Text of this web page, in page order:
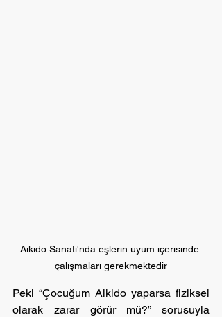
Aikido Sanatı'nda eşlerin uyum içerisinde
çalışmaları gerekmektedir
Peki “Çocuğum Aikido yaparsa fiziksel
olarak zarar görür mü?” sorusuyla